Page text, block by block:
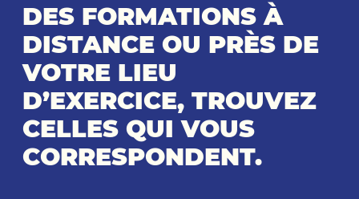
DES FORMATIONS À
DISTANCE OU PRÈS DE
VOTRE LIEU
D’EXERCICE, TROUVEZ
CELLES QUI VOUS
CORRESPONDENT.